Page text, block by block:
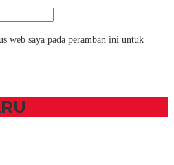
web saya pada peramban ini untuk